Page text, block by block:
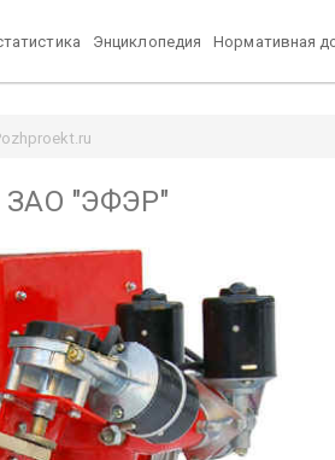
Энциклопедия Нормативная
ЗАО "ЭФЭР"